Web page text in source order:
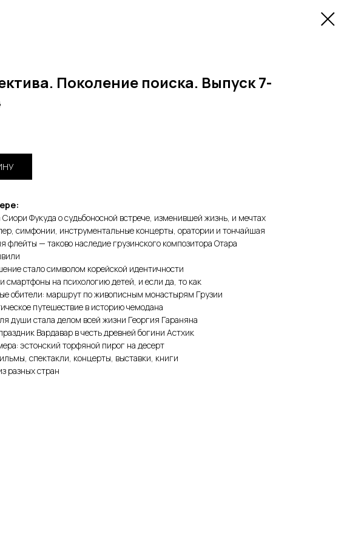
Поколение поиска. Выпуск 7-
Сиори Фукуда о судьбоносной встрече, изменившей жизнь, и мечтах
симфонии, инструментальные концерты, оратории и тончайшая
флейты — таково наследие грузинского композитора Отара
стало символом корейской идентичности
смартфоны на психологию детей, и если да, то как
обители: маршрут по живописным монастырям Грузии
путешествие в историю чемодана
души стала делом всей жизни Георгия Гараняна
Вардавар в честь древней богини Астхик
эстонский торфяной пирог на десерт
спектакли, концерты, выставки, книги
разных стран